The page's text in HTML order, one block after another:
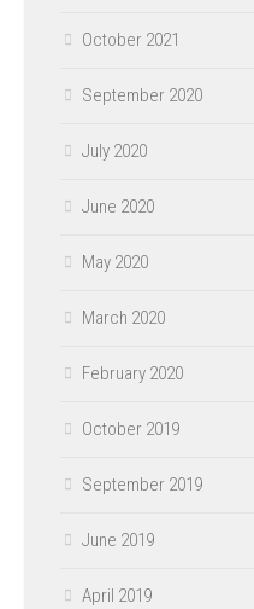
October 2021
September 2020
July 2020
June 2020
May 2020
March 2020
February 2020
October 2019
September 2019
June 2019
April 2019